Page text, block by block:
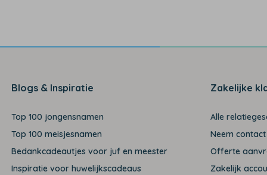
Blogs & Inspiratie
Top 100 jongensnamen
Top 100 meisjesnamen
Bedankcadeautjes voor juf en meester
Inspiratie voor huwelijkscadeaus
Zakelijke
Alle
Neem
Offerte
Zakelijk